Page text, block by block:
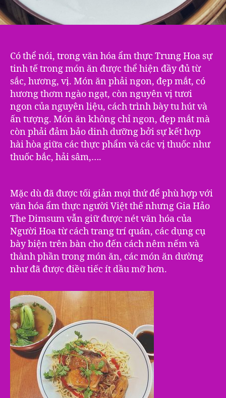
Có thể nói, trong văn hóa ẩm thực Trung Hoa sự
tinh tế trong món ăn được thể hiện đầy đủ từ
sắc, hương, vị. Món ăn phải ngon, đẹp mắt, có
hương thơm ngào ngạt, còn nguyên vị tươi
ngon của nguyên liệu, cách trình bày tu hút và
ấn tượng. Món ăn không chỉ ngon, đẹp mắt mà
còn phải đảm bảo dinh dưỡng bởi sự kết hợp
hài hòa giữa các thực phẩm và các vị thuốc như
thuốc bắc, hải sâm,….
Mặc dù đã được tối giản mọi thứ để phù hợp với
văn hóa ẩm thực người Việt thế nhưng Gia Hảo
The Dimsum vẫn giữ được nét văn hóa của
Người Hoa từ cách trang trí quán, các dụng cụ
bày biện trên bàn cho đến cách nêm nếm và
thành phần trong món ăn, các món ăn dường
như đã được điều tiếc ít dầu mỡ hơn.